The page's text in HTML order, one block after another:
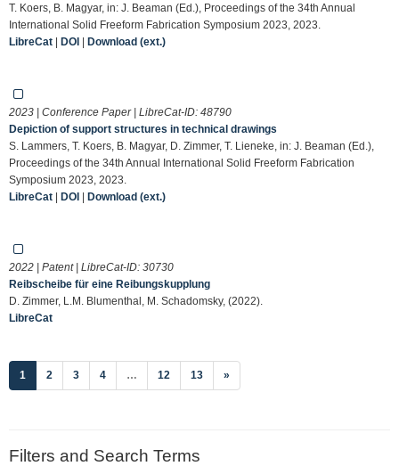
T. Koers, B. Magyar, in: J. Beaman (Ed.), Proceedings of the 34th Annual
International Solid Freeform Fabrication Symposium 2023, 2023.
LibreCat | DOI | Download (ext.)
2023 | Conference Paper | LibreCat-ID: 48790
Depiction of support structures in technical drawings
S. Lammers, T. Koers, B. Magyar, D. Zimmer, T. Lieneke, in: J. Beaman (Ed.),
Proceedings of the 34th Annual International Solid Freeform Fabrication
Symposium 2023, 2023.
LibreCat | DOI | Download (ext.)
2022 | Patent | LibreCat-ID: 30730
Reibscheibe für eine Reibungskupplung
D. Zimmer, L.M. Blumenthal, M. Schadomsky, (2022).
LibreCat
1 (current)
2 3 4 … 12 13 »
Filters and Search Terms